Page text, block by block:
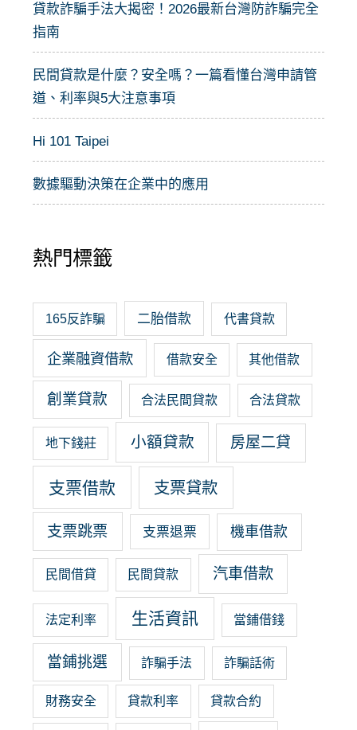
貸款詐騙手法大揭密！2026最新台灣防詐騙完全
指南
民間貸款是什麼？安全嗎？一篇看懂台灣申請管
道、利率與5大注意事項
Hi 101 Taipei
數據驅動決策在企業中的應用
熱門標籤
165反詐騙 二胎借款 代書貸款
企業融資借款 借款安全 其他借款
創業貸款 合法民間貸款 合法貸款
地下錢莊 小額貸款 房屋二貸
支票借款 支票貸款
支票跳票 支票退票 機車借款
民間借貸 民間貸款 汽車借款
法定利率 生活資訊 當鋪借錢
當鋪挑選 詐騙手法 詐騙話術
財務安全 貸款利率 貸款合約